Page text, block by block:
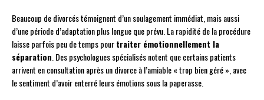
Beaucoup de divorcés témoignent d’un soulagement immédiat, mais aussi
d’une période d’adaptation plus longue que prévu. La rapidité de la procédure
laisse parfois peu de temps pourtraiter émotionnellement la
séparation . Des psychologues spécialisés notent que certains patients
arrivent en consultation après un divorce à l’amiable « trop bien géré », avec
le sentiment d’avoir enterré leurs émotions sous la paperasse.